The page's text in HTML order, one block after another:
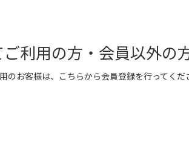
利用の方・会員以外の
のお客様は、こちらから会員登録を行ってくだ